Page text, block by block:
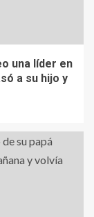
una líder en
a su hijo y